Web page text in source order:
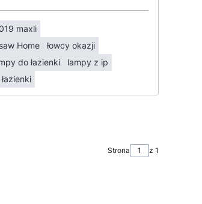
maxli
Home
łowcy okazji
do łazienki
lampy z ip
Strona z 1